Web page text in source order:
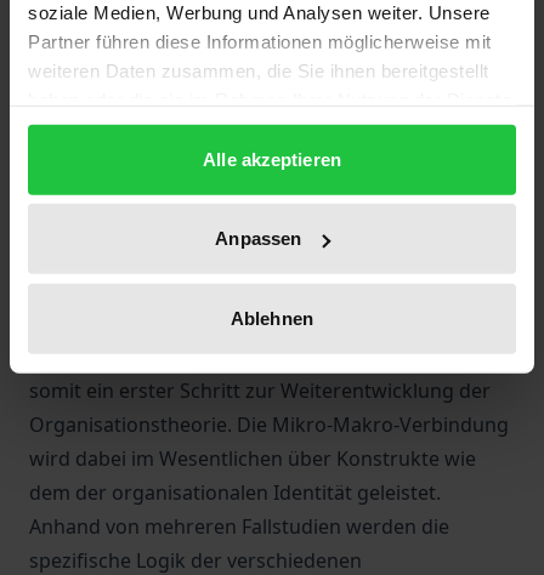
soziale Medien, Werbung und Analysen weiter. Unsere
Partner führen diese Informationen möglicherweise mit
weiteren Daten zusammen, die Sie ihnen bereitgestellt
gesammelt haben.
Alle akzeptieren
Anpassen
Ablehnen
zu verändern. Aufbauend auf der Theorie der
Handlungsentlastung wird als weiteres
Analyseinstrument das Konzept der
‘Organisationalen Dissonanz’ entwickelt. Bei der
Ausarbeitung der ‘Organisationalen Dissonanz’ wird
Einsichten aus der neueren theoretischen und
empirischen Literatur ergänzt. In Ansätzen erfolgt
ein Bezug der Theorie der kognitiven Dissonanz von
der subjektiven Ebene auf eine kollektive Ebene und
somit ein erster Schritt zur Weiterentwicklung der
Organisationstheorie. Die Mikro-Makro-Verbindung
wird dabei im Wesentlichen über Konstrukte wie
dem der organisationalen Identität geleistet.
Anhand von mehreren Fallstudien werden die
spezifische Logik der verschiedenen